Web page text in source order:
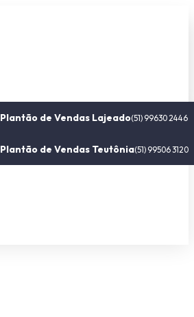
Plantão de Vendas Lajeado(51) 99630 2446
Plantão de Vendas Teutônia(51) 99506 3120